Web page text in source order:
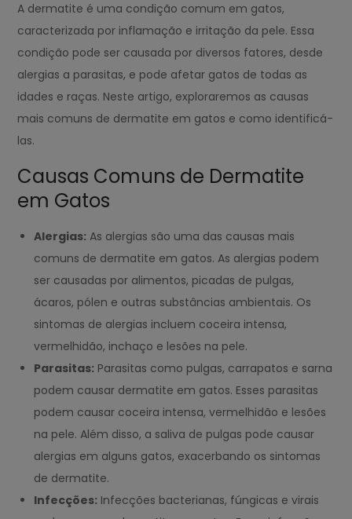
A dermatite é uma condição comum em gatos,
caracterizada por inflamação e irritação da pele. Essa
condição pode ser causada por diversos fatores, desde
alergias a parasitas, e pode afetar gatos de todas as
idades e raças. Neste artigo, exploraremos as causas
mais comuns de dermatite em gatos e como identificá-
las.
Causas Comuns de Dermatite
em Gatos
Alergias: As alergias são uma das causas mais
comuns de dermatite em gatos. As alergias podem
ser causadas por alimentos, picadas de pulgas,
ácaros, pólen e outras substâncias ambientais. Os
sintomas de alergias incluem coceira intensa,
vermelhidão, inchaço e lesões na pele.
Parasitas: Parasitas como pulgas, carrapatos e sarna
podem causar dermatite em gatos. Esses parasitas
podem causar coceira intensa, vermelhidão e lesões
na pele. Além disso, a saliva de pulgas pode causar
alergias em alguns gatos, exacerbando os sintomas
de dermatite.
Infecções: Infecções bacterianas, fúngicas e virais